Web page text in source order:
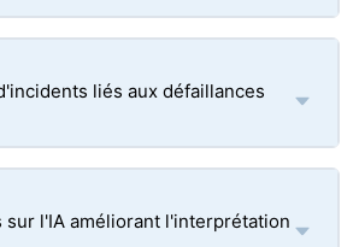
liés aux défaillances
sur l'IA améliorant l'interprétation